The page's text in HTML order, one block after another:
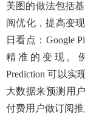
美图的做法包括
阅优化，提高变
日看点：Google
精准的变现。
Prediction 可以实
大数据来预测用
付费用户做订阅